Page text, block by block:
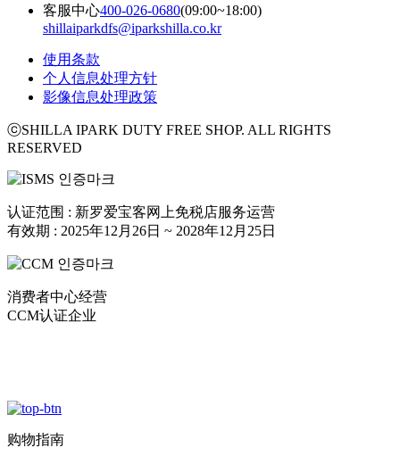
客服中心400-026-0680(09:00~18:00)
shillaiparkdfs@iparkshilla.co.kr
使用条款
个人信息处理方针
影像信息处理政策
ⓒSHILLA IPARK DUTY FREE SHOP. ALL RIGHTS
RESERVED
认证范围 : 新罗爱宝客网上免税店服务运营
有效期 : 2025年12月26日 ~ 2028年12月25日
消费者中心经营
CCM认证企业
购物指南